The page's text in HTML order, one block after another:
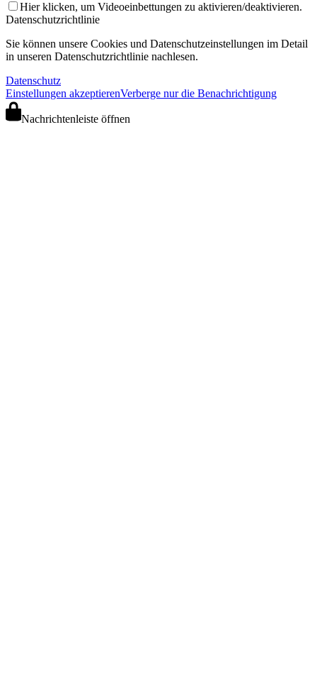
Hier klicken, um Videoeinbettungen zu aktivieren/deaktivieren.
Datenschutzrichtlinie
Sie können unsere Cookies und Datenschutzeinstellungen im Detail
in unseren Datenschutzrichtlinie nachlesen.
Datenschutz
Einstellungen akzeptierenVerberge nur die Benachrichtigung
Nachrichtenleiste öffnen